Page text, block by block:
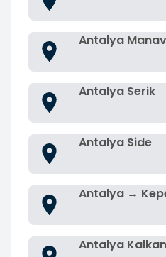
Antalya
Antalya Serik
Antalya Side
Antalya →
Antalya Kalkan